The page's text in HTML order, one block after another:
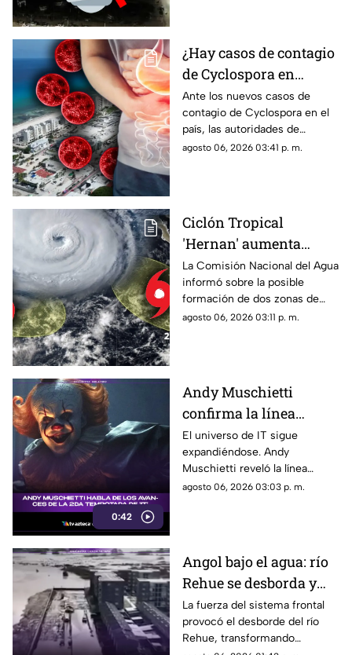
¿Hay casos de contagio
de Cyclospora en
Quintana Roo? Esto
dicen las autoridades
sobre los turistas
contagiados de
Ante los nuevos casos de
contagio de Cyclospora en el
país, las autoridades de
Quintana Roo informaron
agosto 06, 2026 03:41 p. m.
Ciclón Tropical
'Hernan' aumenta
probabilidad de
formación: Vigilan dos
zonas de baja presión
con probablidad de
La Comisión Nacional del Agua
informó sobre la posible
formación de dos zonas de
baja presión con potencial
agosto 06, 2026 03:11 p. m.
0:42
Andy Muschietti
confirma la línea
temporal de la segunda
temporada de 'IT'
El universo de IT sigue
expandiéndose. Andy
Muschietti reveló la línea
temporal que seguirá la
agosto 06, 2026 03:03 p. m.
Angol bajo el agua: río
Rehue se desborda y
anega viviendas
La fuerza del sistema frontal
provocó el desborde del río
Rehue, transformando